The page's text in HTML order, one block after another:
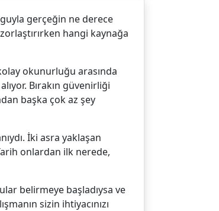
gerçeğin ne derece
hangi kaynağa
okunurluğu arasında
Bırakın güvenirliği
başka çok az şey
İki asra yaklaşan
onlardan ilk nerede,
belirmeye başladıysa ve
sizin ihtiyacınızı